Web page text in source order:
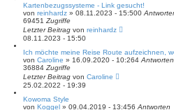
Kartenbezugssysteme - Link gesucht!
von reinhardz » 08.11.2023 - 15:500
69451 Zugriffe
Letzter Beitrag von reinhardz
08.11.2023 - 15:50
Ich möchte meine Reise Route aufzeichnen,
von Caroline » 16.09.2020 - 10:264 Antworten
36884 Zugriffe
Letzter Beitrag von Caroline
25.02.2022 - 19:39
Kowoma Style
von Koggel » 09.04.2019 - 13:456 Antworten